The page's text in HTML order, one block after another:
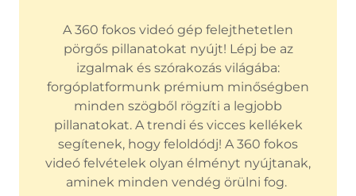
A 360 fokos videó gép felejthetetlen
pörgős pillanatokat nyújt! Lépj be az
izgalmak és szórakozás világába:
forgóplatformunk prémium minőségben
minden szögből rögzíti a legjobb
pillanatokat. A trendi és vicces kellékek
segítenek, hogy feloldódj! A 360 fokos
videó felvételek olyan élményt nyújtanak,
aminek minden vendég örülni fog.